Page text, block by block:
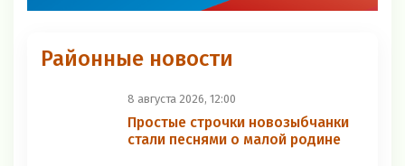
Районные новости
8 августа 2026, 12:00
Простые строчки новозыбчанки
стали песнями о малой родине